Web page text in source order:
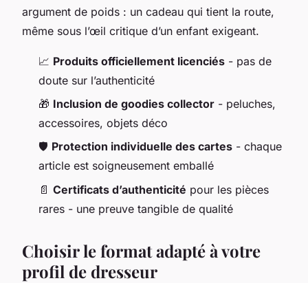
argument de poids : un cadeau qui tient la route,
même sous l’œil critique d’un enfant exigeant.
📈 Produits officiellement licenciés - pas de
doute sur l’authenticité
🎁 Inclusion de goodies collector - peluches,
accessoires, objets déco
🛡️ Protection individuelle des cartes - chaque
article est soigneusement emballé
📄 Certificats d’authenticité pour les pièces
rares - une preuve tangible de qualité
Choisir le format adapté à votre
profil de dresseur